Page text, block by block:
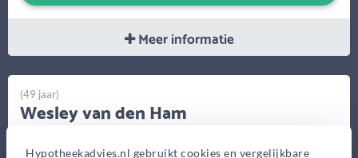
Hypotheekadvies.nl gebruikt cookies en vergelijkbare
Meer informatie
(49 jaar)
Wesley van den Ham